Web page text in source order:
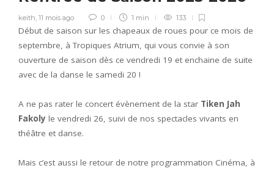
keith, 11 mois ago 0 1 min 133
Début de saison sur les chapeaux de roues pour ce mois de
septembre, à Tropiques Atrium, qui vous convie à son
ouverture de saison dès ce vendredi 19 et enchaine de suite
avec de la danse le samedi 20 !
A ne pas rater le concert évènement de la star Tiken Jah
Fakoly le vendredi 26, suivi de nos spectacles vivants en
théâtre et danse.
Mais c’est aussi le retour de notre programmation Cinéma, à